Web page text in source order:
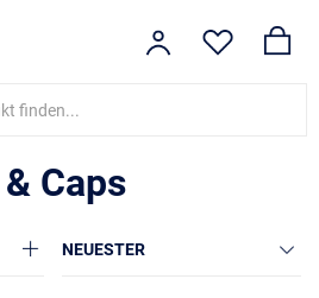
Caps
NEUESTER